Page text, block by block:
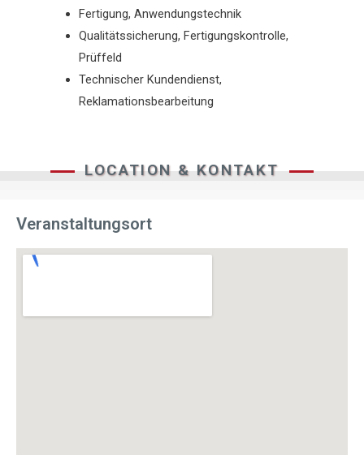
Fertigung, Anwendungstechnik
Qualitätssicherung, Fertigungskontrolle,
Prüffeld
Technischer Kundendienst,
Reklamationsbearbeitung
LOCATION & KONTAKT
Veranstaltungsort